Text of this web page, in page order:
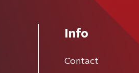
Info
Contact